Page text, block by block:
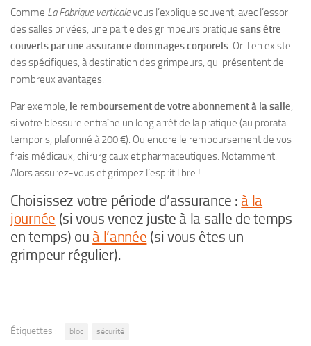
Comme La Fabrique verticalevous l’explique souvent, avec l’essor
des salles privées, une partie des grimpeurs pratique sans être
couverts par une assurance dommages corporels. Or il en existe
des spécifiques, à destination des grimpeurs, qui présentent de
nombreux avantages.
Par exemple, le remboursement de votre abonnement à la salle,
si votre blessure entraîne un long arrêt de la pratique (au prorata
temporis, plafonné à 200 €). Ou encore le remboursement de vos
frais médicaux, chirurgicaux et pharmaceutiques. Notamment.
Alors assurez-vous et grimpez l’esprit libre !
Choisissez votre période d’assurance : à la
journée (si vous venez juste à la salle de temps
en temps) ou à l’année (si vous êtes un
grimpeur régulier).
Étiquettes : bloc sécurité